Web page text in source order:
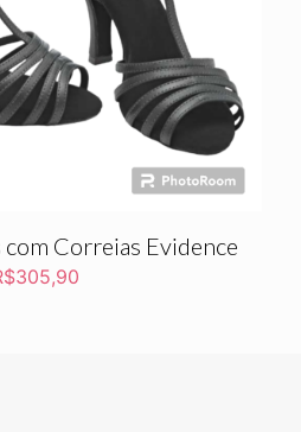
com Correias Evidence
305,90